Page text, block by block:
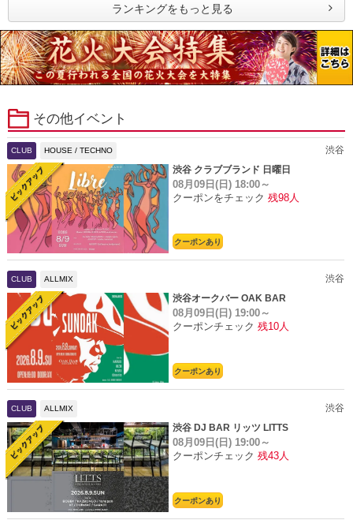
ランキングをもっと見る
その他イベント
CLUB HOUSE / TECHNO
渋谷
渋谷 クラブブランド 日曜日
08月09日(日) 18:00～
クーポンをチェック 残98人
クーポンあり
CLUB ALLMIX
渋谷
渋谷オークバー OAK BAR
08月09日(日) 19:00～
クーポンチェック 残10人
クーポンあり
CLUB ALLMIX
渋谷
渋谷 DJ BAR リッツ LITTS
08月09日(日) 19:00～
クーポンチェック 残43人
クーポンあり